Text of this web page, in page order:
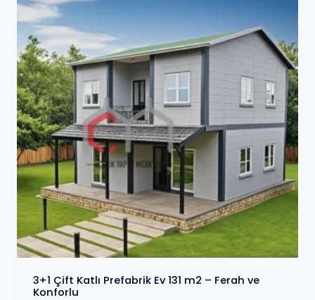
3+1 Çift Katlı Prefabrik Ev 131 m2 – Ferah ve
Konforlu